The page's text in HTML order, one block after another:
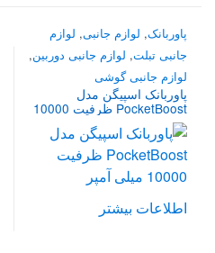
پاوربانک, لوازم جانبی, لوازم
جانبی تبلت, لوازم جانبی دوربین,
لوازم جانبی گوشی
پاوربانک اسپیگن مدل
PocketBoost ظرفیت 10000
میلی آمپر
اطلاعات بیشتر